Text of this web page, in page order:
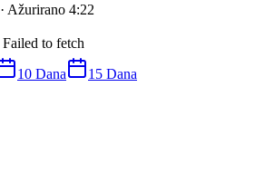
· Ažurirano 4:22
Failed to fetch
10 Dana 15 Dana